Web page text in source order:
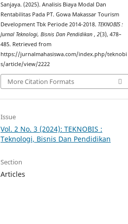
Sanjaya. (2025). Analisis Biaya Modal Dan
Rentabilitas Pada PT. Gowa Makassar Tourism
Development Tbk Periode 2014-2018. TEKNOBIS :
Jurnal Teknologi, Bisnis Dan Pendidikan,2(3), 478–
485. Retrieved from
https://jurnalmahasiswa.com/index.php/teknobi
s/article/view/2222
More Citation Formats
Issue
Vol. 2 No. 3 (2024): TEKNOBIS :
Teknologi, Bisnis Dan Pendidikan
Section
Articles